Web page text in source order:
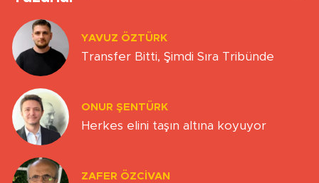
YAVUZ ÖZTÜRK
Transfer Bitti, Şimdi Sıra Tribünde
ONUR ŞENTÜRK
Herkes elini taşın altına koyuyor
ZAFER ÖZCIVAN